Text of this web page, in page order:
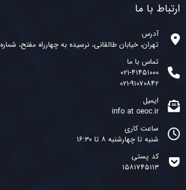
ارتباط با ما
آدرس
تهران، خیابان طالقانی، نرسیده به چهارراه مفتح، شماره ۲۳۴
تماس با ما
۰۲۱-۴۱۴۵۱۰۰۰
۰۲۱-۹۱۰۷۰۸۴۲
ایمیل
info at oeoc.ir
ساعت کاری
شنبه تا چهارشنبه ۸ تا ۱۶:۳۰
کد پستی
۱۵۸۱۷۴۵۱۱۳